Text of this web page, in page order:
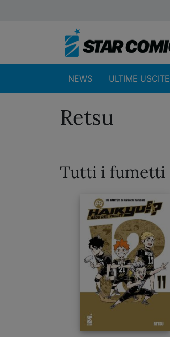
NEWS ULTIME USCITE
Retsu
Tutti i fumetti